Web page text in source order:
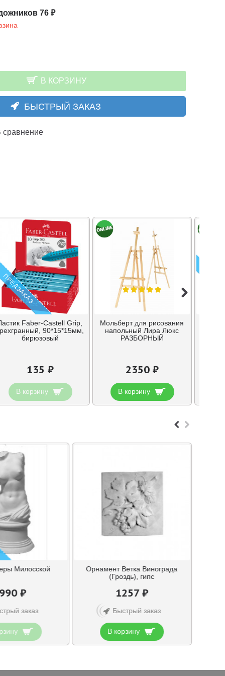
76 ₽
В КОРЗИНУ
БЫСТРЫЙ ЗАКАЗ
сравнение
ПРЕДЗАКАЗ
Faber-Castell Grip,
90*15*15мм,
бирюзовый
135 ₽
В корзину
Мольберт для рисования
напольный Лира Люкс
РАЗБОРНЫЙ
2350 ₽
В корзину
Милосской
₽
заказ
Орнамент Ветка Винограда
(Гроздь), гипс
1257 ₽
Быстрый заказ
В корзину